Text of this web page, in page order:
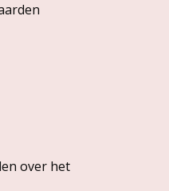
over het